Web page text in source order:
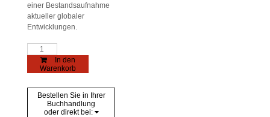
einer Bestandsaufnahme
aktueller globaler
Entwicklungen.
Agrarrevolutionen
Menge
In den
Warenkorb
Bestellen Sie in Ihrer
Buchhandlung
oder direkt bei: